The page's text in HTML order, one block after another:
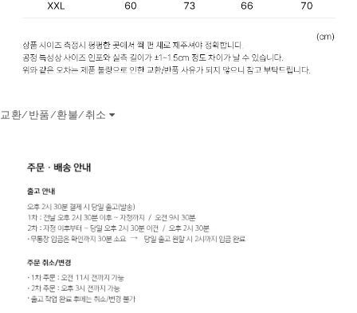
교환/반품/환불/취소